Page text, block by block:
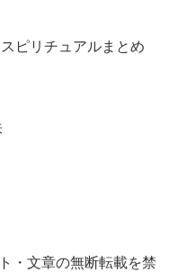
ピリチュアルまとめ
・文章の無断転載を禁